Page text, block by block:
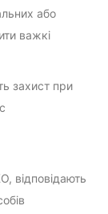
або
важкі
захист при
відповідають